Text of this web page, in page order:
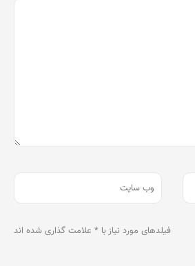
فیلدهای مورد نیاز با * علامت گذاری شده اند